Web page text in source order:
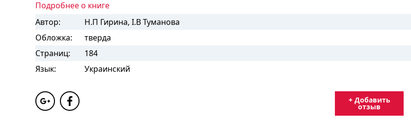
Подробнее о книге
Автор:
Н.П Гирина, І.В Туманова
Обложка:
тверда
Страниц:
184
Язык:
Украинский
+ Добавить
отзыв